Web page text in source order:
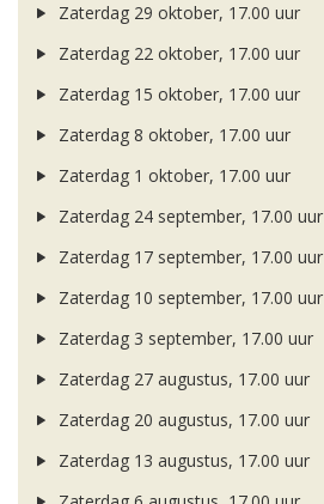
Zaterdag 29 oktober, 17.00 uur
Zaterdag 22 oktober, 17.00 uur
Zaterdag 15 oktober, 17.00 uur
Zaterdag 8 oktober, 17.00 uur
Zaterdag 1 oktober, 17.00 uur
Zaterdag 24 september, 17.00 uur
Zaterdag 17 september, 17.00 uur
Zaterdag 10 september, 17.00 uur
Zaterdag 3 september, 17.00 uur
Zaterdag 27 augustus, 17.00 uur
Zaterdag 20 augustus, 17.00 uur
Zaterdag 13 augustus, 17.00 uur